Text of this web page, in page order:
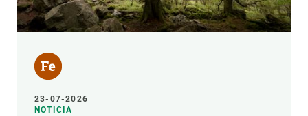
23-07-2026
NOTICIA